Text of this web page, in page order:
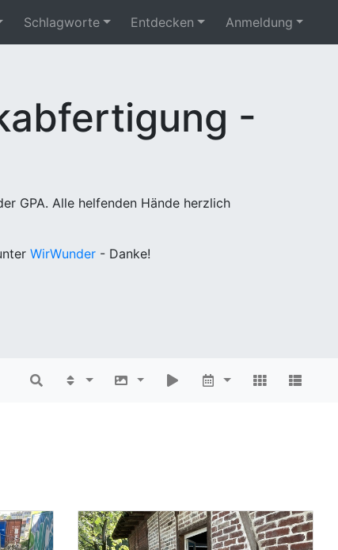
Schlagworte Entdecken Anmeldung
-
GPA. Alle helfenden Hände herzlich
WirWunder - Danke!